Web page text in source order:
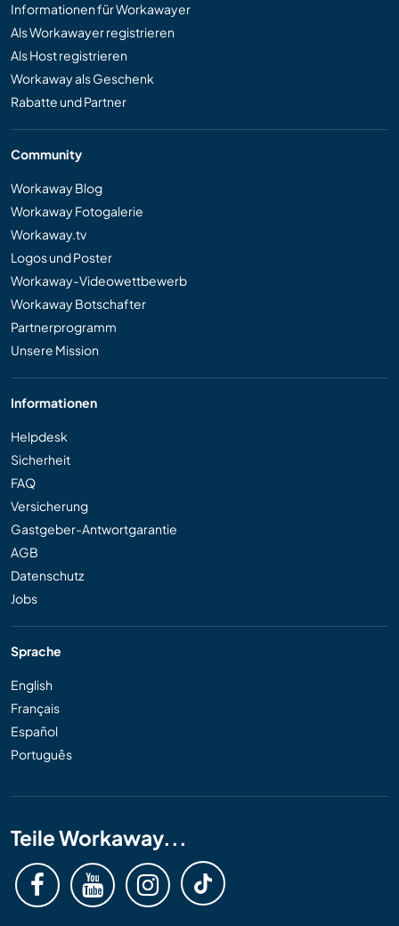
Informationen für Workawayer
Als Workawayer registrieren
Als Host registrieren
Workaway als Geschenk
Rabatte und Partner
Community
Workaway Blog
Workaway Fotogalerie
Workaway.tv
Logos und Poster
Workaway-Videowettbewerb
Workaway Botschafter
Partnerprogramm
Unsere Mission
Informationen
Helpdesk
Sicherheit
FAQ
Versicherung
Gastgeber-Antwortgarantie
AGB
Datenschutz
Jobs
Sprache
English
Français
Español
Português
Teile Workaway...